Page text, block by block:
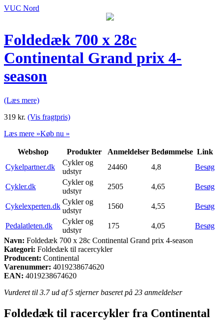
VUC Nord
Foldedæk 700 x 28c
Continental Grand prix 4-
season
(Læs mere)
319 kr. (Vis fragtpris)
Læs mere »Køb nu »
Webshop Produkter Anmeldelser Bedømmelse Link
Cykelpartner.dk
Cykler og
udstyr
24460 4,8 Besøg
Cykler.dk
Cykler og
udstyr
2505 4,65 Besøg
Cykelexperten.dk
Cykler og
udstyr
1560 4,55 Besøg
Pedalatleten.dk
Cykler og
udstyr
175 4,05
Besøg
Navn: Foldedæk 700 x 28c Continental Grand prix 4-season
Kategori: Foldedæk til racercykler
Producent: Continental
Varenummer: 4019238674620
EAN: 4019238674620
Vurderet til 3.7ud af 5 stjerner baseret på 23 anmeldelser
Foldedæk til racercykler fra Continental